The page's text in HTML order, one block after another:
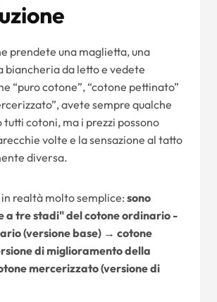
prendete una maglietta, una
biancheria da letto e vedete
“puro cotone”, “cotone pettinato”
avete sempre qualche
tutti cotoni, ma i prezzi possono
volte e la sensazione al tatto
diversa.
realtà molto semplice: sono
a tre stadi" del cotone ordinario -
(versione base) → cotone
di miglioramento della
mercerizzato (versione di